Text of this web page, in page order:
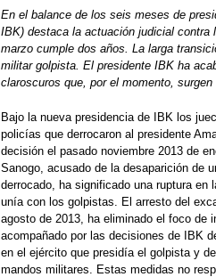
En el balance de los seis meses de
IBK) destaca la actuación judicial contra
marzo cumple dos años. La larga
militar golpista. El presidente IBK ha
claroscuros que, por el momento,
Bajo la nueva presidencia de IBK los
policías que derrocaron al presidente
decisión el pasado noviembre 2013 de
Sanogo, acusado de la desaparición de
derrocado, ha significado una ruptura
unía con los golpistas. El arresto del
agosto de 2013, ha eliminado el foco de
acompañado por las decisiones de IBK
en el ejército que presidía el golpista y
mandos militares. Estas medidas no